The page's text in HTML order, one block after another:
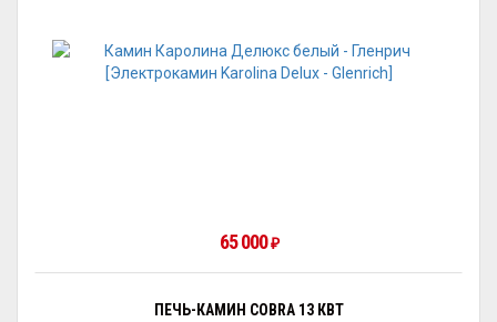
65 000 ₽
ПЕЧЬ-КАМИН COBRA 13 КВТ